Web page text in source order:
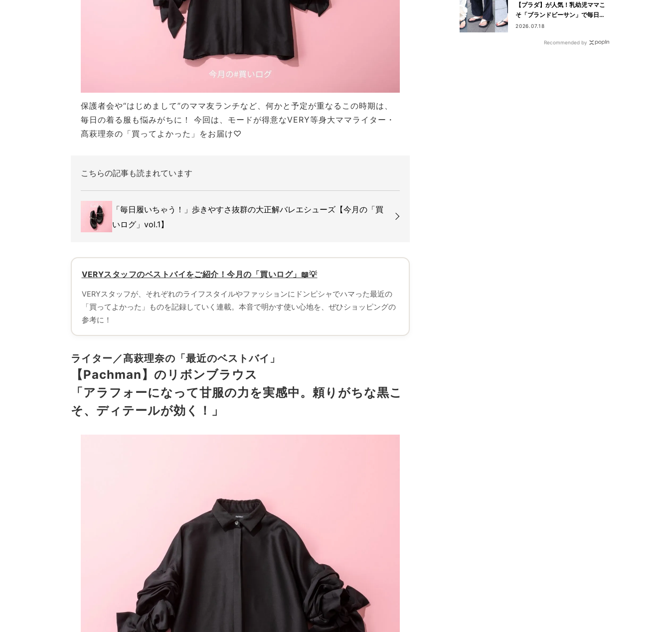
保護者会や“はじめまして”のママ友ランチなど、何かと予定が重なるこの時期は、
毎日の着る服も悩みがちに！ 今回は、モードが得意なVERY等身大ママライター・
髙萩理奈の「買ってよかった」をお届け♡
こちらの記事も読まれています
「毎日履いちゃう！」歩きやすさ抜群の大正解バレエシューズ【今月の「買
いログ」vol.1】
VERYスタッフのベストバイをご紹介！今月の「買いログ」📖💡
VERYスタッフが、それぞれのライフスタイルやファッションにドンピシャでハマった最近の
「買ってよかった」ものを記録していく連載。本音で明かす使い心地を、ぜひショッピングの
参考に！
ライター／髙萩理奈の「最近のベストバイ」
【Pachman】のリボンブラウス
「アラフォーになって甘服の力を実感中。頼りがちな黒こ
そ、ディテールが効く！」
【プラダ】が人気！乳幼児ママこ
そ「ブランドビーサン」で毎日き
れいめカジュアルが叶う
2026.07.18
Recommended by